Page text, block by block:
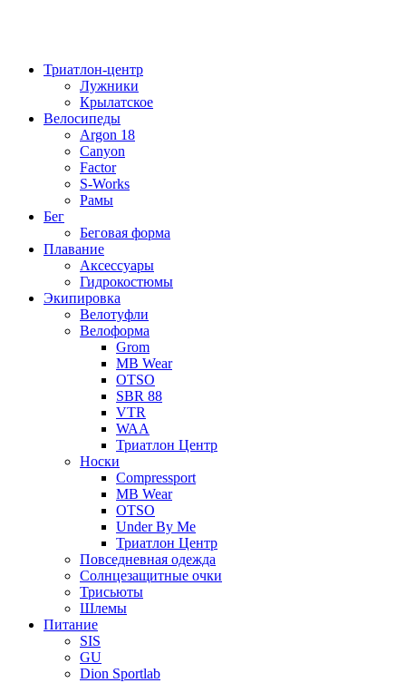
Триатлон-центр
Лужники
Крылатское
Велосипеды
Argon 18
Canyon
Factor
S-Works
Рамы
Бег
Беговая форма
Плавание
Аксессуары
Гидрокостюмы
Экипировка
Велотуфли
Велоформа
Grom
MB Wear
OTSO
SBR 88
VTR
WAA
Триатлон Центр
Носки
Compressport
MB Wear
OTSO
Under By Me
Триатлон Центр
Повседневная одежда
Солнцезащитные очки
Трисьюты
Шлемы
Питание
SIS
GU
Dion Sportlab